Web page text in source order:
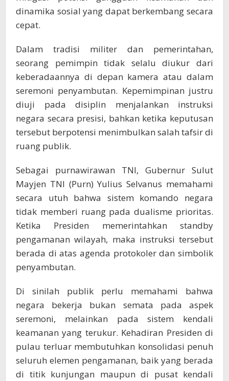
dinamika sosial yang dapat berkembang secara
cepat.
Dalam tradisi militer dan pemerintahan,
seorang pemimpin tidak selalu diukur dari
keberadaannya di depan kamera atau dalam
seremoni penyambutan. Kepemimpinan justru
diuji pada disiplin menjalankan instruksi
negara secara presisi, bahkan ketika keputusan
tersebut berpotensi menimbulkan salah tafsir di
ruang publik.
Sebagai purnawirawan TNI, Gubernur Sulut
Mayjen TNI (Purn) Yulius Selvanus memahami
secara utuh bahwa sistem komando negara
tidak memberi ruang pada dualisme prioritas.
Ketika Presiden memerintahkan standby
pengamanan wilayah, maka instruksi tersebut
berada di atas agenda protokoler dan simbolik
penyambutan.
Di sinilah publik perlu memahami bahwa
negara bekerja bukan semata pada aspek
seremoni, melainkan pada sistem kendali
keamanan yang terukur. Kehadiran Presiden di
pulau terluar membutuhkan konsolidasi penuh
seluruh elemen pengamanan, baik yang berada
di titik kunjungan maupun di pusat kendali